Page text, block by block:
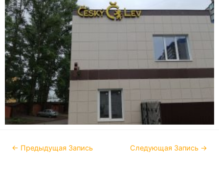
← Предыдущая Запись Следующая Запись →